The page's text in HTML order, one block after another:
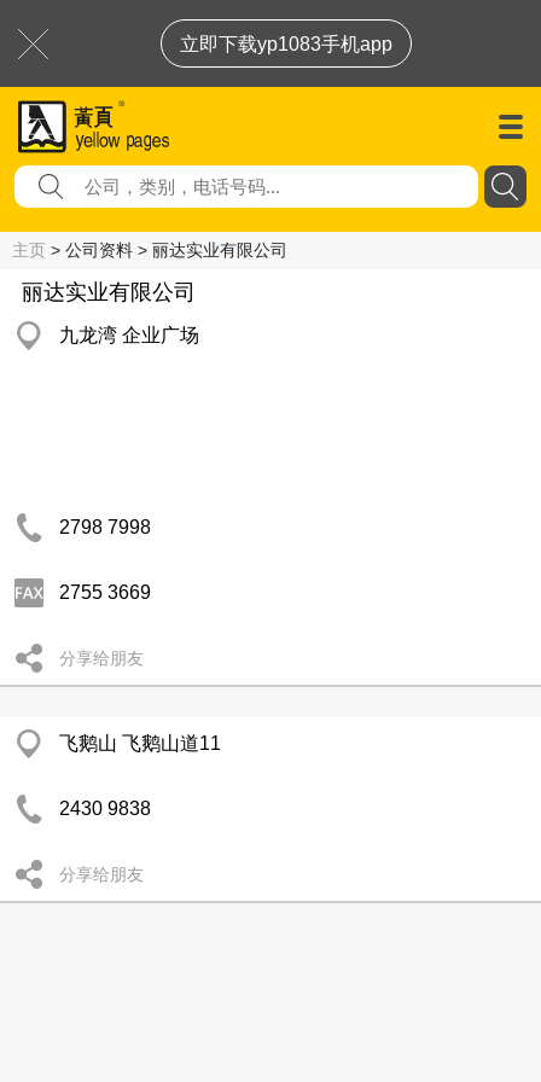
立即下载yp1083手机app
主页 > 公司资料 > 丽达实业有限公司
丽达实业有限公司
九龙湾 企业广场
2798 7998
2755 3669
分享给朋友
飞鹅山 飞鹅山道11
2430 9838
分享给朋友